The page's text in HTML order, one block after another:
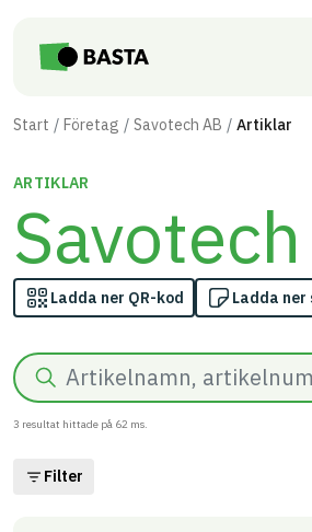
Start Företag Savotech AB Artiklar
ARTIKLAR
Ladda ner QR-kod Ladda ner
Sök
3 resultat hittade på 62 ms.
Filter